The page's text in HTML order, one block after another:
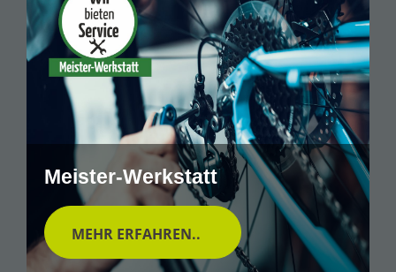
Meister-Werkstatt
MEHR ERFAHREN..